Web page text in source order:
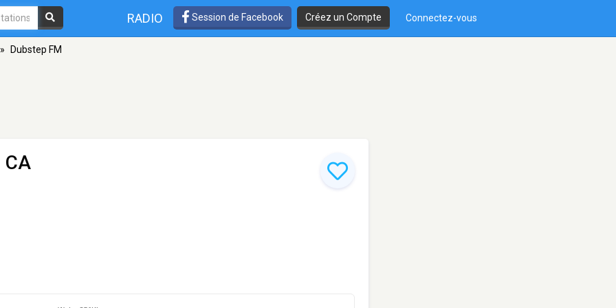
RADIO Session de Facebook Créez un Compte Connectez-vous
» Dubstep FM